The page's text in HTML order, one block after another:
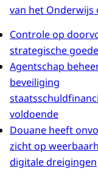
van het Onderwijs
Controle op
strategische
Agentschap
beveiliging
voldoende
Douane heeft
zicht op
digitale dreigingen